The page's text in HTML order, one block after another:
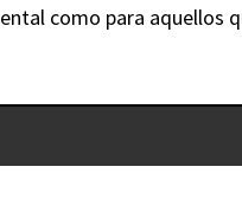
como para aquellos